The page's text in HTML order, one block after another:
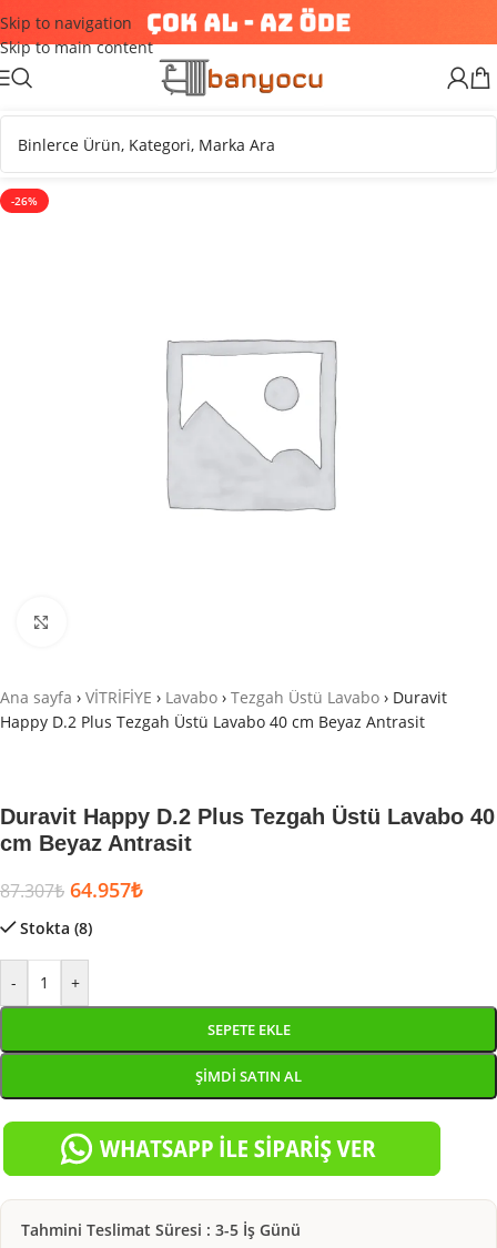
Skip to navigation
Skip to main content
-26%
Ana sayfa › VİTRİFİYE › Lavabo › Tezgah Üstü Lavabo › Duravit
Happy D.2 Plus Tezgah Üstü Lavabo 40 cm Beyaz Antrasit
Duravit Happy D.2 Plus Tezgah Üstü Lavabo 40
cm Beyaz Antrasit
87.307₺ 64.957₺
Stokta (8)
- +
SEPETE EKLE
ŞIMDI SATIN AL
Tahmini Teslimat Süresi : 3-5 İş Günü